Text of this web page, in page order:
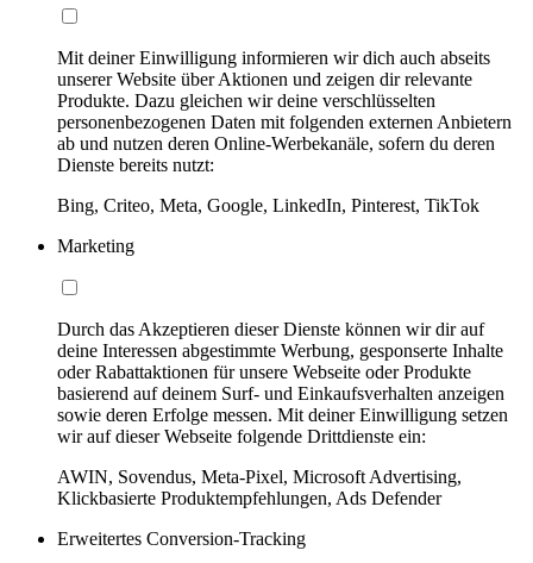
Mit deiner Einwilligung informieren wir dich auch abseits
unserer Website über Aktionen und zeigen dir relevante
Produkte. Dazu gleichen wir deine verschlüsselten
personenbezogenen Daten mit folgenden externen Anbietern
ab und nutzen deren Online-Werbekanäle, sofern du deren
Dienste bereits nutzt:
Bing, Criteo, Meta, Google, LinkedIn, Pinterest, TikTok
Marketing
Durch das Akzeptieren dieser Dienste können wir dir auf
deine Interessen abgestimmte Werbung, gesponserte Inhalte
oder Rabattaktionen für unsere Webseite oder Produkte
basierend auf deinem Surf- und Einkaufsverhalten anzeigen
sowie deren Erfolge messen. Mit deiner Einwilligung setzen
wir auf dieser Webseite folgende Drittdienste ein:
AWIN, Sovendus, Meta-Pixel, Microsoft Advertising,
Klickbasierte Produktempfehlungen, Ads Defender
Erweitertes Conversion-Tracking